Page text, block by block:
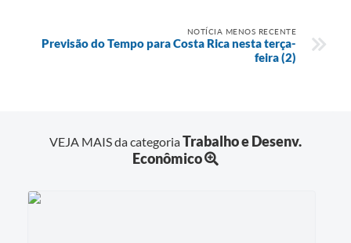
NOTÍCIA MENOS RECENTE
Previsão do Tempo para Costa Rica nesta terça-
feira (2)
VEJA MAIS da categoriaTrabalho e Desenv.
Econômico